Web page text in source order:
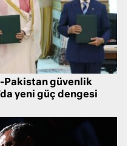
Pakistan güvenlik
yeni güç dengesi